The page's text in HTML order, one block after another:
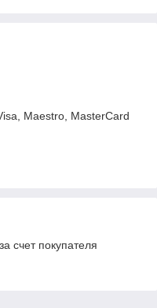
Maestro, MasterCard
счет покупателя